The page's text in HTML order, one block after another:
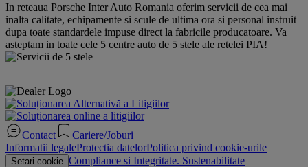
In reteaua Porsche Inter Auto Romania oferim servicii de cea mai
inalta calitate, echipamente si scule de ultima ora si personal instruit
dupa toate standardele impuse direct la fabricile producatoare. Va
asteptam in toate cele 5 centre auto de 5 stele ale retelei PIA!
Contact
Cariere/Joburi
Informatii legaleProtectia datelorPolitica privind cookie-urile
Setari cookie Compliance si Integritate. Sustenabilitate